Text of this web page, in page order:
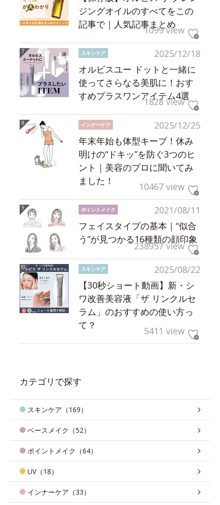
ジングオイルのすべてをこの
記事で｜人気記事まとめ
1099 view
2025/12/18
スキンケア
オルビスユー ドットと一緒に
使ってさらなる美肌に！おす
すめプラスワンアイテム4選
1828 view
2025/12/25
インナーケア
年末年始も体型キープ！休み
明けの“ドキッ”を防ぐ3つのヒ
ント｜美容のプロに聞いてみ
ました！
10467 view
2021/08/11
ポイントメイク
フェイスタイプの基本｜“似合
う”が見つかる16種類の顔印象
238957 view
2025/08/22
スキンケア
【30秒ショート動画】新・シ
ワ改善美容液「ザ リンクルセ
ラム」のおすすめの使い方っ
て？
5411 view
カテゴリで探す
スキンケア（169）
ベースメイク（52）
ポイントメイク（64）
UV（18）
インナーケア（33）